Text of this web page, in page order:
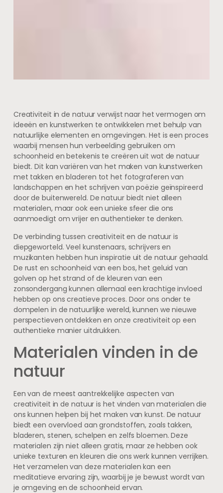
Creativiteit in de natuur verwijst naar het vermogen om
ideeën en kunstwerken te ontwikkelen met behulp van
natuurlijke elementen en omgevingen. Het is een proces
waarbij mensen hun verbeelding gebruiken om
schoonheid en betekenis te creëren uit wat de natuur
biedt. Dit kan variëren van het maken van kunstwerken
met takken en bladeren tot het fotograferen van
landschappen en het schrijven van poëzie geïnspireerd
door de buitenwereld. De natuur biedt niet alleen
materialen, maar ook een unieke sfeer die ons
aanmoedigt om vrijer en authentieker te denken.
De verbinding tussen creativiteit en de natuur is
diepgeworteld. Veel kunstenaars, schrijvers en
muzikanten hebben hun inspiratie uit de natuur gehaald.
De rust en schoonheid van een bos, het geluid van
golven op het strand of de kleuren van een
zonsondergang kunnen allemaal een krachtige invloed
hebben op ons creatieve proces. Door ons onder te
dompelen in de natuurlijke wereld, kunnen we nieuwe
perspectieven ontdekken en onze creativiteit op een
authentieke manier uitdrukken.
Materialen vinden in de
natuur
Een van de meest aantrekkelijke aspecten van
creativiteit in de natuur is het vinden van materialen die
ons kunnen helpen bij het maken van kunst. De natuur
biedt een overvloed aan grondstoffen, zoals takken,
bladeren, stenen, schelpen en zelfs bloemen. Deze
materialen zijn niet alleen gratis, maar ze hebben ook
unieke texturen en kleuren die ons werk kunnen verrijken.
Het verzamelen van deze materialen kan een
meditatieve ervaring zijn, waarbij je je bewust wordt van
je omgeving en de schoonheid ervan.